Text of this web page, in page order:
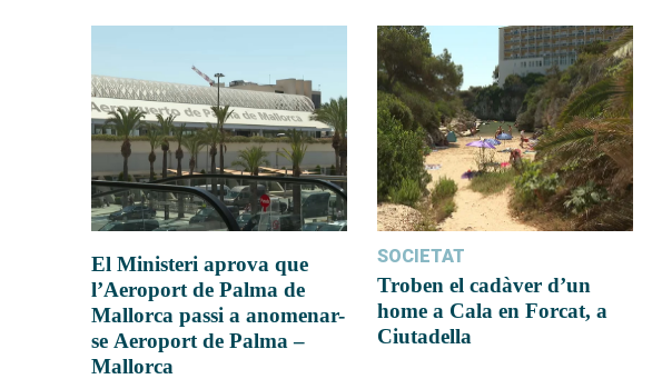
El Ministeri aprova que
l’Aeroport de Palma de
Mallorca passi a anomenar-
se Aeroport de Palma –
Mallorca
SOCIETAT
Troben el cadàver d’un
home a Cala en Forcat, a
Ciutadella